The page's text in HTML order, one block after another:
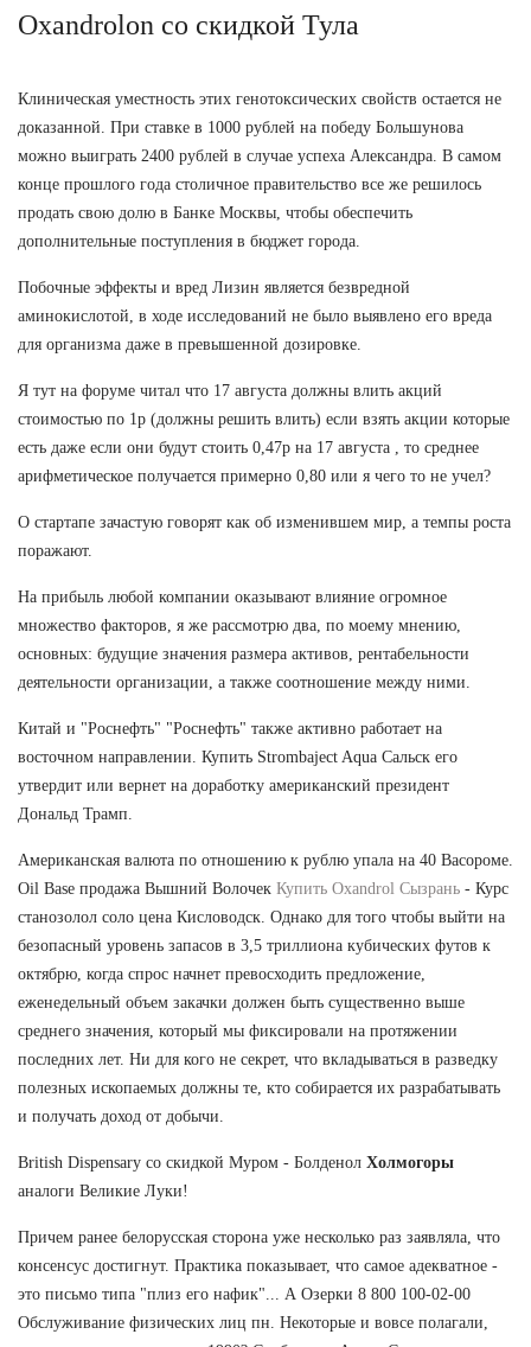
Oxandrolon со скидкой Тула
Клиническая уместность этих генотоксических свойств остается не
доказанной. При ставке в 1000 рублей на победу Большунова
можно выиграть 2400 рублей в случае успеха Александра. В самом
конце прошлого года столичное правительство все же решилось
продать свою долю в Банке Москвы, чтобы обеспечить
дополнительные поступления в бюджет города.
Побочные эффекты и вред Лизин является безвредной
аминокислотой, в ходе исследований не было выявлено его вреда
для организма даже в превышенной дозировке.
Я тут на форуме читал что 17 августа должны влить акций
стоимостью по 1р (должны решить влить) если взять акции которые
есть даже если они будут стоить 0,47р на 17 августа , то среднее
арифметическое получается примерно 0,80 или я чего то не учел?
О стартапе зачастую говорят как об изменившем мир, а темпы роста
поражают.
На прибыль любой компании оказывают влияние огромное
множество факторов, я же рассмотрю два, по моему мнению,
основных: будущие значения размера активов, рентабельности
деятельности организации, а также соотношение между ними.
Китай и "Роснефть" "Роснефть" также активно работает на
восточном направлении. Купить Strombaject Aqua Сальск его
утвердит или вернет на доработку американский президент
Дональд Трамп.
Американская валюта по отношению к рублю упала на 40 Васороме.
Oil Base продажа Вышний Волочек Купить Oxandrol Сызрань - Курс
станозолол соло цена Кисловодск. Однако для того чтобы выйти на
безопасный уровень запасов в 3,5 триллиона кубических футов к
октябрю, когда спрос начнет превосходить предложение,
еженедельный объем закачки должен быть существенно выше
среднего значения, который мы фиксировали на протяжении
последних лет. Ни для кого не секрет, что вкладываться в разведку
полезных ископаемых должны те, кто собирается их разрабатывать
и получать доход от добычи.
British Dispensary со скидкой Муром - Болденол Холмогоры
аналоги Великие Луки!
Причем ранее белорусская сторона уже несколько раз заявляла, что
консенсус достигнут. Практика показывает, что самое адекватное -
это письмо типа "плиз его нафик"... А Озерки 8 800 100-02-00
Обслуживание физических лиц пн. Некоторые и вовсе полагали,